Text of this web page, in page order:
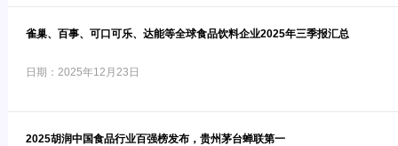
雀巢、百事、可口可乐、达能等全球食品饮料企业2025年三季报汇总
日期：2025年12月23日
2025胡润中国食品行业百强榜发布，贵州茅台蝉联第一